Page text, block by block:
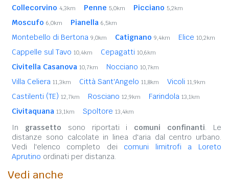
Collecorvino 4,3km Penne 5,0km Picciano 5,2km
Moscufo 6,0km Pianella 6,5km
Montebello di Bertona 9,0km Catignano 9,4km Elice 10,2km
Cappelle sul Tavo 10,4km Cepagatti 10,6km
Civitella Casanova 10,7km Nocciano 10,7km
Villa Celiera 11,3km Città Sant'Angelo 11,8km Vicoli 11,9km
Castilenti (TE) 12,7km Rosciano 12,9km Farindola 13,1km
Civitaquana 13,1km Spoltore 13,4km
In grassetto sono riportati i comuni confinanti. Le
distanze sono calcolate in linea d'aria dal centro urbano.
Vedi l'elenco completo dei comuni limitrofi a Loreto
Aprutino ordinati per distanza.
Vedi anche